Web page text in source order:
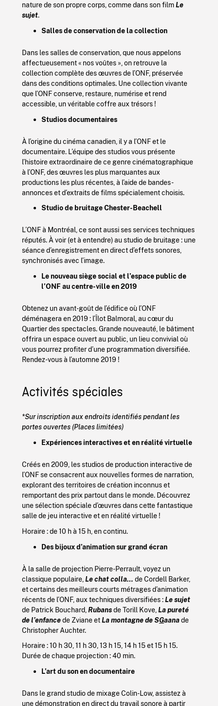
nature de son propre corps, comme dans son filmLe
sujet.
Salles de conservation de la collection
Dans les salles de conservation, que nous appelons
affectueusement « nos voûtes », on retrouve la
collection complète des œuvres de l’ONF, préservée
dans des conditions optimales. Une collection vivante
que l’ONF conserve, restaure, numérise et rend
accessible, un véritable coffre aux trésors !
Studios documentaires
À l’origine du cinéma canadien, il y a l’ONF et le
documentaire. L’équipe des studios vous présente
l’histoire extraordinaire de ce genre cinématographique
à l’ONF, des œuvres les plus marquantes aux
productions les plus récentes, à l’aide de bandes-
annonces et d’extraits de films spécialement choisis.
Studio de bruitage Chester-Beachell
L’ONF à Montréal, ce sont aussi ses services techniques
réputés. À voir (et à entendre) au studio de bruitage : une
séance d’enregistrement en direct d’effets sonores,
synchronisés avec l’image.
Le nouveau siège social et l’espace public de
l’ONF au centre-ville en 2019
Obtenez un avant-goût de l’édifice où l’ONF
déménagera en 2019 : l’Îlot Balmoral, au cœur du
Quartier des spectacles. Grande nouveauté, le bâtiment
offrira un espace ouvert au public, un lieu convivial où
vous pourrez profiter d’une programmation diversifiée.
Rendez-vous à l’automne 2019 !
Activités spéciales
*Sur inscription aux endroits identifiés pendant les
portes ouvertes (Places limitées)
Expériences interactives et en réalité virtuelle
Créés en 2009, les studios de production interactive de
l’ONF se consacrent aux nouvelles formes de narration,
explorant des territoires de création inconnus et
remportant des prix partout dans le monde. Découvrez
une sélection spéciale d’œuvres dans cette fantastique
salle de jeu interactive et en réalité virtuelle !
Horaire : de 10 h à 15 h, en continu.
Des bijoux d’animationsur grand écran
À la salle de projection Pierre-Perrault, voyez un
classique populaire, Le chat colla… de Cordell Barker,
et certains des meilleurs courts métrages d’animation
récents de l’ONF, aux techniques diversifiées :Le sujet
de Patrick Bouchard, Rubansde Torill Kove, La pureté
de l’enfancede Zviane etLa montagne de SGaanade
Christopher Auchter.
Horaire : 10 h 30, 11 h 30, 13 h 15, 14 h 15 et 15 h 15.
Durée de chaque projection : 40 min.
L’art du son en documentaire
Dans le grand studio de mixage Colin-Low, assistez à
une démonstration en direct du travail sonore à partir